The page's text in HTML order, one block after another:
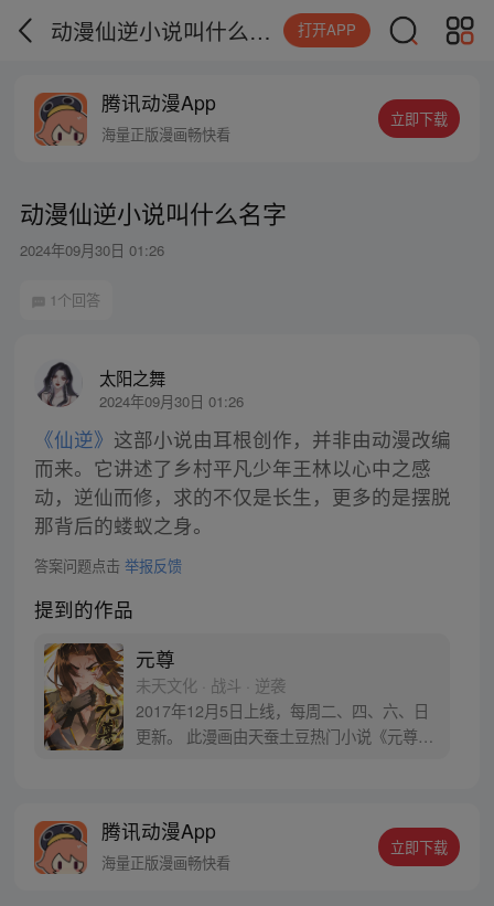
动漫仙逆小说叫什么名字 打开APP
腾讯动漫App
海量正版漫画畅快看
立即下载
动漫仙逆小说叫什么名字
2024年09月30日 01:26
1个回答
太阳之舞
2024年09月30日 01:26
《仙逆》 这部小说由耳根创作，并非由动漫改编
而来。它讲述了乡村平凡少年王林以心中之感
动，逆仙而修，求的不仅是长生，更多的是摆脱
那背后的蝼蚁之身。
答案问题点击 举报反馈
提到的作品
元尊
未天文化 · 战斗 · 逆袭
2017年12月5日上线，每周二、四、六、日
更新。 此漫画由天蚕土豆热门小说《元尊》
腾讯动漫App
海量正版漫画畅快看
立即下载